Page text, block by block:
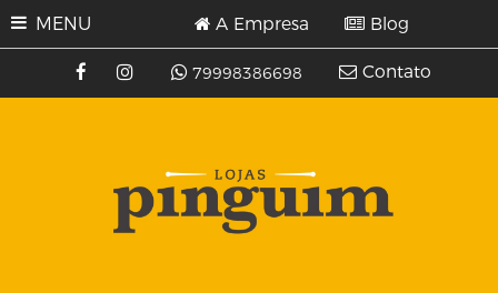
MENU
79998386698
A Empresa Blog
Contato